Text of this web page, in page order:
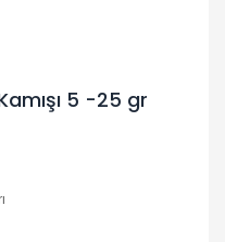
5 -25 gr